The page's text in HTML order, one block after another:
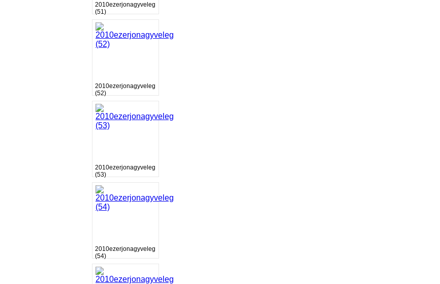
2010ezerjonagyveleg
(51)
2010ezerjonagyveleg
(52)
2010ezerjonagyveleg
(53)
2010ezerjonagyveleg
(54)